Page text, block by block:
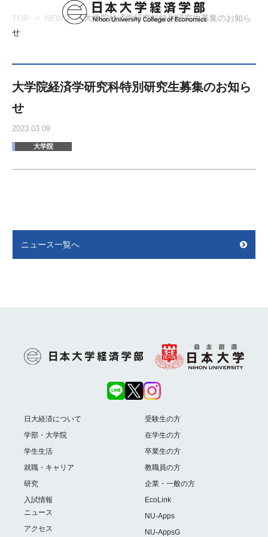
TOP NEWS
大学院経済学研究科特別研究生募集のお知ら
せ
大学院経済学研究科特別研究生募集のお知ら
せ
2023.03.09
大学院
ニュース一覧へ
日大経済について
学部・大学院
学生生活
就職・キャリア
研究
入試情報
ニュース
アクセス
受験生の方
在学生の方
卒業生の方
教職員の方
企業・一般の方
EcoLink
NU-Apps
NU-AppsG